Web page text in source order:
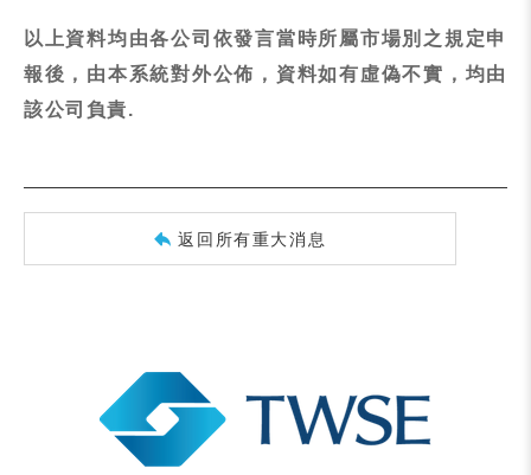
以上資料均由各公司依發言當時所屬市場別之規定申
報後，由本系統對外公佈，資料如有虛偽不實，均由
該公司負責.
返回所有重大消息